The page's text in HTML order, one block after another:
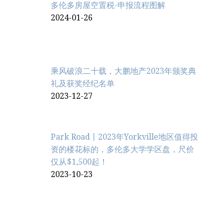
多伦多房屋空置税-申报流程图解
2024-01-26
乘风破浪二十载，大鹏地产2023年颁奖典
礼及获奖经纪名单
2023-12-27
Park Road丨2023年Yorkville地区值得投
资的楼花标的，多伦多大学学区盘，尺价
仅从$1,500起！
2023-10-23